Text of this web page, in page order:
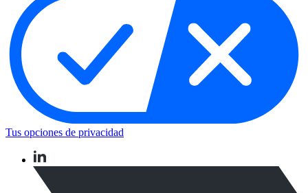
Tus opciones de privacidad